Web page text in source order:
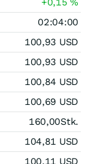
02:04:00
100,93 USD
100,93 USD
100,84 USD
100,69 USD
160,00Stk.
104,81 USD
100,11 USD